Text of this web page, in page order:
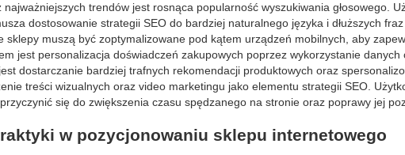
trendów jest rosnąca popularność wyszukiwania głosowego.
dostosowanie strategii SEO do bardziej naturalnego języka i dłuższych
sklepy muszą być zoptymalizowane pod kątem urządzeń mobilnych, aby
jest personalizacja doświadczeń zakupowych poprzez wykorzystanie
dostarczanie bardziej trafnych rekomendacji produktowych oraz
treści wizualnych oraz video marketingu jako elementu strategii SEO.
się do zwiększenia czasu spędzanego na stronie oraz poprawy jej
w pozycjonowaniu sklepu internetowego